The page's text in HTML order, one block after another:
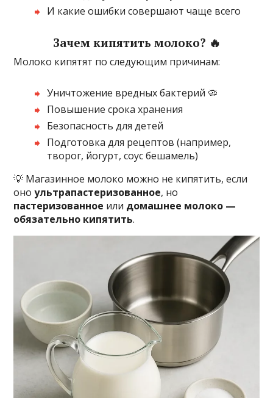
И какие ошибки совершают чаще всего
Зачем кипятить молоко? 🔥
Молоко кипятят по следующим причинам:
Уничтожение вредных бактерий 🦠
Повышение срока хранения
Безопасность для детей
Подготовка для рецептов (например,
творог, йогурт, соус бешамель)
💡 Магазинное молоко можно не кипятить, если
оноультрапастеризованное, но
пастеризованное или домашнее молоко —
обязательно кипятить.